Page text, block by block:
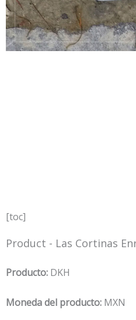
[toc]
Product - Las Cortinas
Producto: DKH
Moneda del producto: MXN